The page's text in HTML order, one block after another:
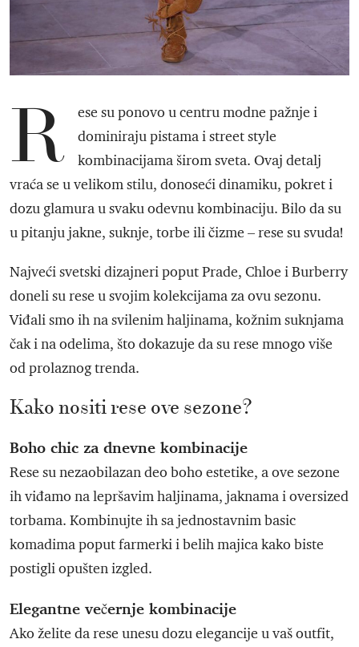
R
ese su ponovo u centru modne pažnje i
dominiraju pistama i street style
kombinacijama širom sveta. Ovaj detalj
vraća se u velikom stilu, donoseći dinamiku, pokret i
dozu glamura u svaku odevnu kombinaciju. Bilo da su
u pitanju jakne, suknje, torbe ili čizme – rese su svuda!
Najveći svetski dizajneri poput Prade, Chloe i Burberry
doneli su rese u svojim kolekcijama za ovu sezonu.
Viđali smo ih na svilenim haljinama, kožnim suknjama
čak i na odelima, što dokazuje da su rese mnogo više
od prolaznog trenda.
Kako nositi rese ove sezone?
Boho chic za dnevne kombinacije
Rese su nezaobilazan deo boho estetike, a ove sezone
ih viđamo na lepršavim haljinama, jaknama i oversized
torbama. Kombinujte ih sa jednostavnim basic
komadima poput farmerki i belih majica kako biste
postigli opušten izgled.
Elegantne večernje kombinacije
Ako želite da rese unesu dozu elegancije u vaš outfit,